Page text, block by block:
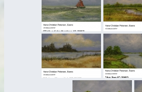
2020
2019
2018
2017